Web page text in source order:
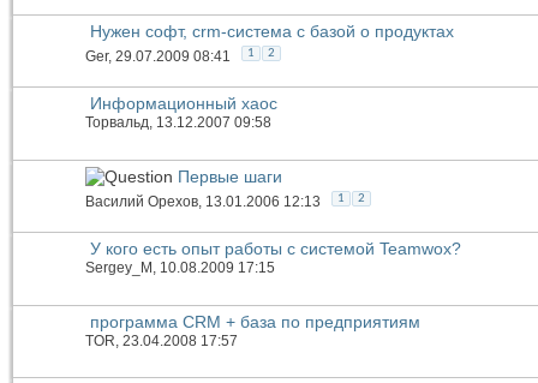
Нужен софт, crm-система c базой о продуктах
Ger, 29.07.2009 08:41 1 2
Информационный хаос
Торвальд, 13.12.2007 09:58
Первые шаги
Василий Орехов , 13.01.2006 12:13 1 2
У кого есть опыт работы с системой Teamwox?
Sergey_M , 10.08.2009 17:15
программа CRM + база по предприятиям
TOR , 23.04.2008 17:57